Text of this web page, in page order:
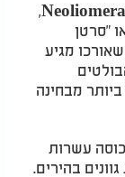
שמו המדעי של הסרטן הוא Neoliomera pubescens,
"סרטן
מגיע
מבחינה
עשרות
בהירים.